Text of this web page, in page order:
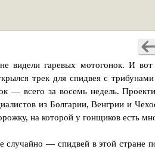
видели гаревых мотогонок. И
трек для спидвея с
— всего за восемь недель.
из Болгарии, Венгрии и
на которой у гонщиков есть
— спидвей в этой стране